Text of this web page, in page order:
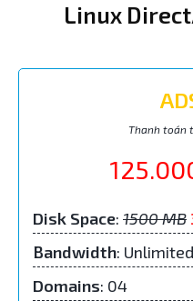
Linux
Thanh toán
Disk Space: 1500 MB
Bandwidth: Unlimited
Domains: 04